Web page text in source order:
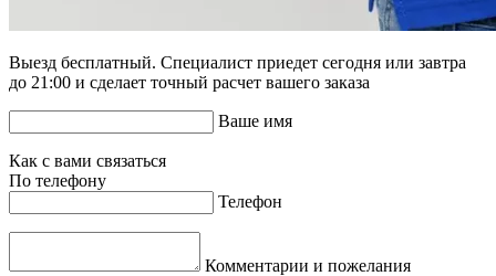
Выезд бесплатный. Специалист приедет сегодня или завтра
до 21:00 и сделает точный расчет вашего заказа
Ваше имя
Как с вами связаться
По телефону
Телефон
Комментарии и пожелания